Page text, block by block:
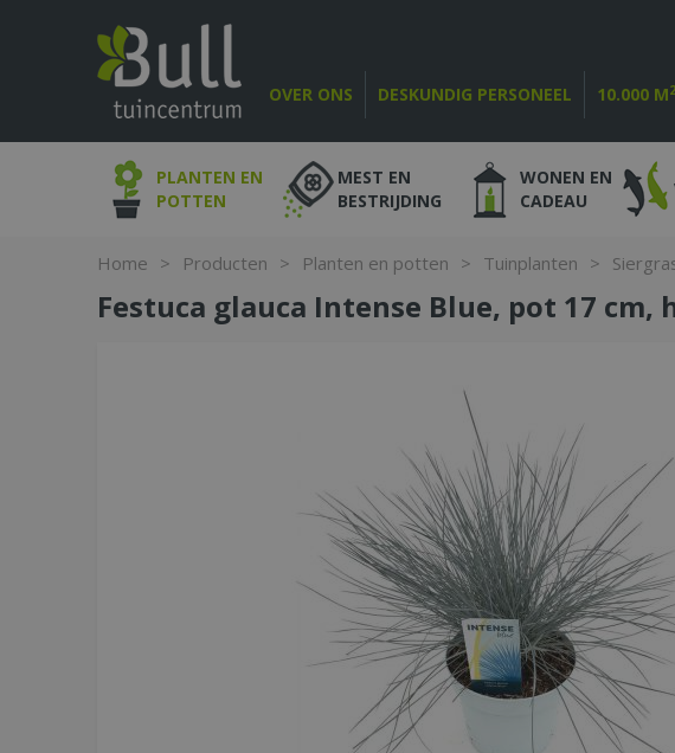
Home > Producten > Planten en potten > Tuinplanten >
OVER ONS DESKUNDIG PERSONEEL 10.000 M2
PLANTEN EN
POTTEN
MEST EN
BESTRIJDING
WONEN EN
CADEAU
Festuca glauca Intense Blue, pot 17 cm,